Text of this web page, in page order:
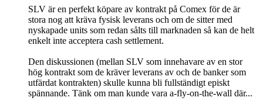
SLV är en perfekt köpare av kontrakt på Comex för de är
stora nog att kräva fysisk leverans och om de sitter med
nyskapade units som redan sålts till marknaden så kan de helt
enkelt inte acceptera cash settlement.
Den diskussionen (mellan SLV som innehavare av en stor
hög kontrakt som de kräver leverans av och de banker som
utfärdat kontrakten) skulle kunna bli fullständigt episkt
spännande. Tänk om man kunde vara a-fly-on-the-wall där...